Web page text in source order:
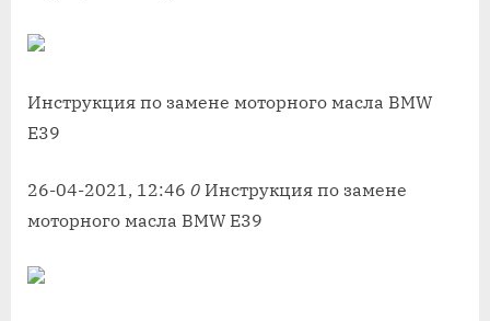
Инструкция по замене моторного масла BMW
E39
26-04-2021, 12:46 0 Инструкция по замене
моторного масла BMW E39